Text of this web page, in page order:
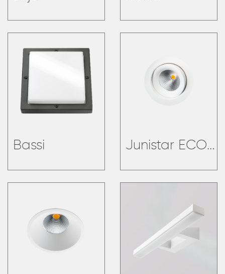
Bassi Junistar ECO Isosafe